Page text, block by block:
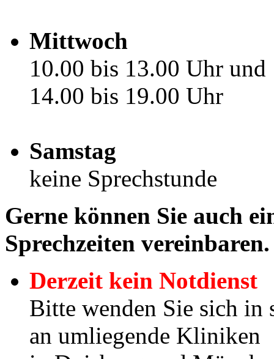
Mittwoch
10.00 bis 13.00 Uhr und
14.00 bis 19.00 Uhr
Samstag
keine Sprechstunde
Gerne können Sie auch
Sprechzeiten vereinbaren.
Derzeit kein Notdienst
Bitte wenden Sie sich in
an umliegende Kliniken